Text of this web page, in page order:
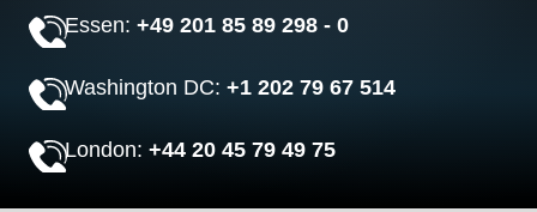
Essen:+49 201 85 89 298 - 0
Washington DC:+1 202 79 67 514
London:+44 20 45 79 49 75